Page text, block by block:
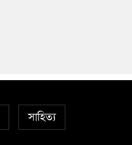
সাহিত্য